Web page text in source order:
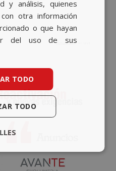
y análisis, quienes
otra información
o que hayan
del uso de sus
TODO
TODO